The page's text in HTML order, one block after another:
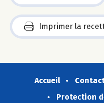
Imprimer la
Accueil
Protection